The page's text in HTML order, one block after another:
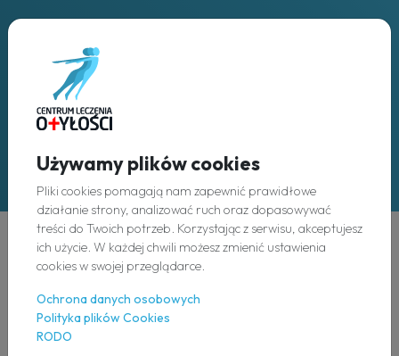
Używamy plików cookies
Pliki cookies pomagają nam zapewnić prawidłowe
działanie strony, analizować ruch oraz dopasowywać
treści do Twoich potrzeb. Korzystając z serwisu, akceptujesz
ich użycie. W każdej chwili możesz zmienić ustawienia
cookies w swojej przeglądarce.
Ochrona danych osobowych
Polityka plików Cookies
RODO
Placówki
w całej Polsce
Odkryj
O nas
Nasz zespół